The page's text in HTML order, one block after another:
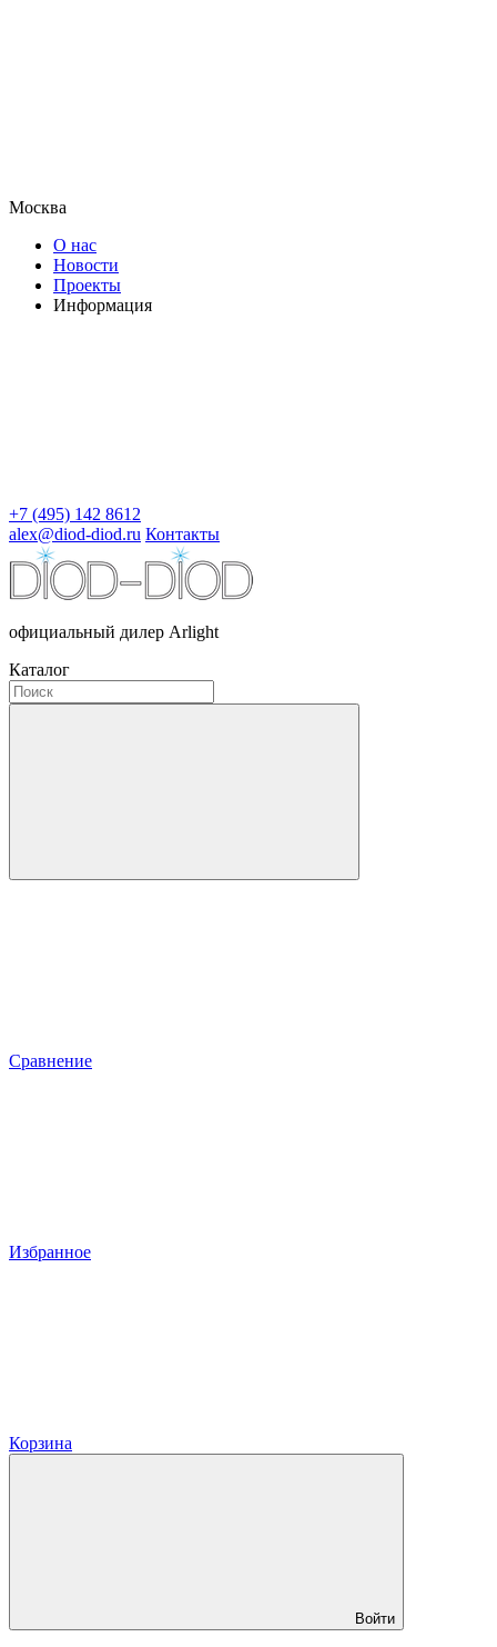
Москва
О нас
Новости
Проекты
Информация
+7 (495) 142 8612
alex@diod-diod.ru Контакты
официальный дилер Arlight
Каталог
Сравнение
Избранное
Корзина
Войти